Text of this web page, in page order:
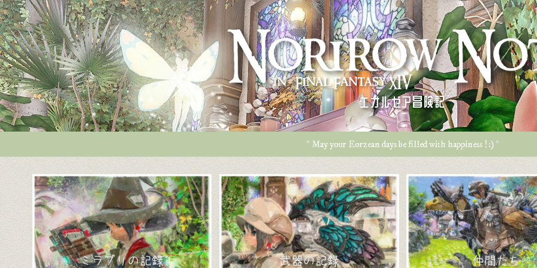
エオルゼア冒険記
* May your Eorzean days be filled with happiness ! :) *
ミラプリの記録 武器の記録 仲間たち